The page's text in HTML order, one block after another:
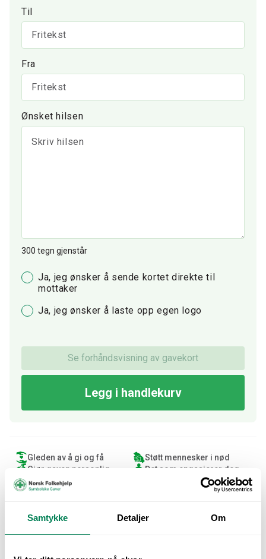
Samtykke Detaljer Om
Til
Fra
Ønsket hilsen
300 tegn gjenstår
Ja, jeg ønsker å sende kortet direkte til
mottaker
Ja, jeg ønsker å laste opp egen logo
Se forhåndsvisning av gavekort
Legg i handlekurv
Gleden av å gi og få
Støtt mennesker i nød
Gjør gaven personlig
Det som engasjerer deg